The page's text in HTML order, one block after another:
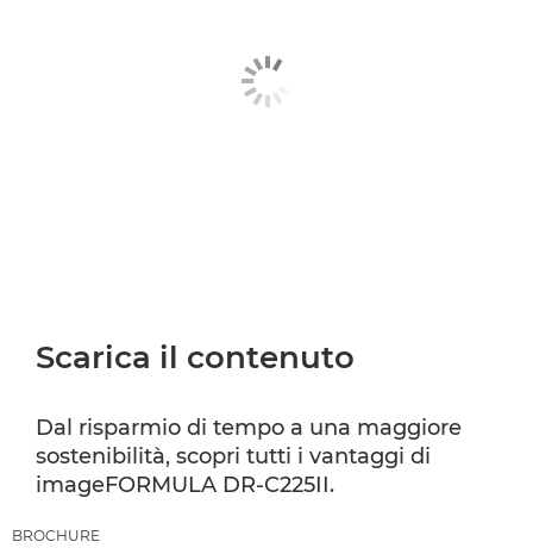
Scarica il contenuto
Dal risparmio di tempo a una maggiore
sostenibilità, scopri tutti i vantaggi di
imageFORMULA DR-C225II.
BROCHURE